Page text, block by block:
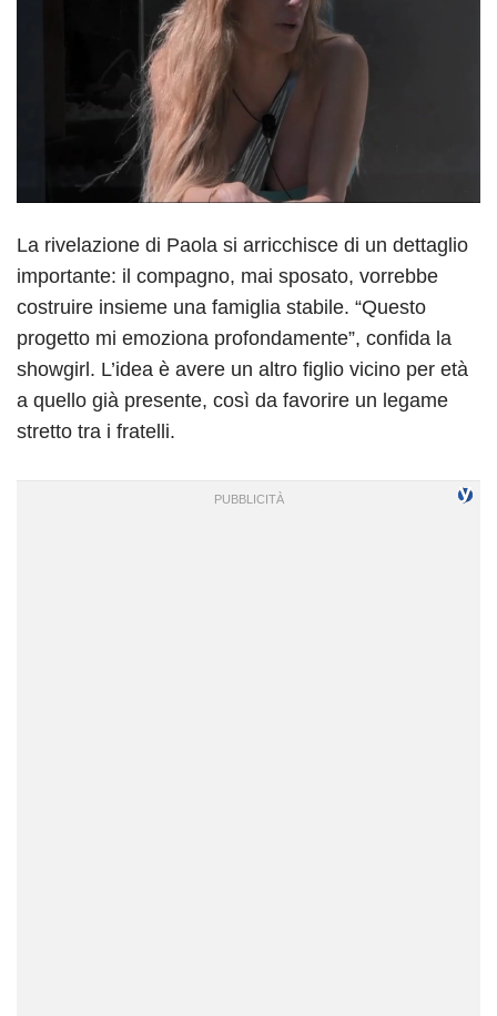
La rivelazione di Paola si arricchisce di un dettaglio
importante: il compagno, mai sposato, vorrebbe
costruire insieme una famiglia stabile. “Questo
progetto mi emoziona profondamente”, confida la
showgirl. L’idea è avere un altro figlio vicino per età
a quello già presente, così da favorire un legame
stretto tra i fratelli.